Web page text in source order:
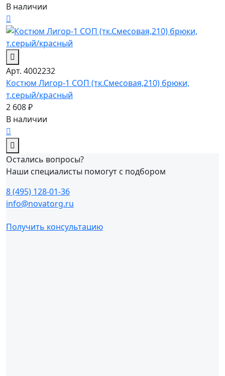
В наличии
Арт. 4002232
Костюм Лигор-1 СОП (тк.Смесовая,210) брюки,
т.серый/красный
2 608 ₽
В наличии
Остались вопросы?
Наши специалисты помогут с подбором
8 (495) 128-01-36
info@novatorg.ru
Получить консультацию